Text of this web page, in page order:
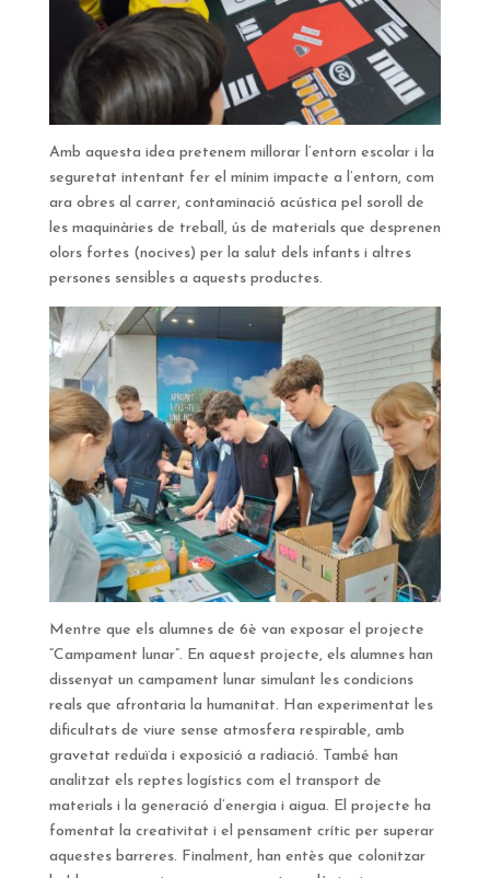
Amb aquesta idea pretenem millorar l’entorn escolar i la
seguretat intentant fer el mínim impacte a l’entorn, com
ara obres al carrer, contaminació acústica pel soroll de
les maquinàries de treball, ús de materials que desprenen
olors fortes (nocives) per la salut dels infants i altres
persones sensibles a aquests productes.
Mentre que els alumnes de 6è van exposar el projecte
“Campament lunar”. En aquest projecte, els alumnes han
dissenyat un campament lunar simulant les condicions
reals que afrontaria la humanitat. Han experimentat les
dificultats de viure sense atmosfera respirable, amb
gravetat reduïda i exposició a radiació. També han
analitzat els reptes logístics com el transport de
materials i la generació d’energia i aigua. El projecte ha
fomentat la creativitat i el pensament crític per superar
aquestes barreres. Finalment, han entès que colonitzar